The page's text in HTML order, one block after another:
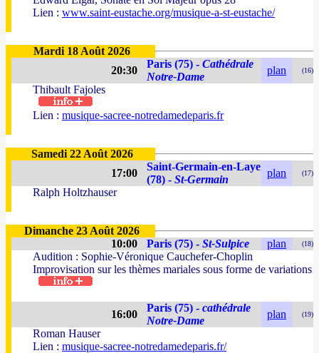
Lien : www.saint-eustache.org/musique-a-st-eustache/
Mardi 18 Août 2026
20:30
Paris (75) - Cathédrale
Notre-Dame
plan (16)
Thibault Fajoles
Lien : musique-sacree-notredamedeparis.fr
Samedi 22 Août 2026
17:00
Saint-Germain-en-Laye
(78) - St-Germain
plan (17)
Ralph Holtzhauser
Dimanche 23 Août 2026
10:00
Paris (75) - St-Sulpice plan (18)
Audition : Sophie-Véronique Cauchefer-Choplin
Improvisation sur les thèmes mariales sous forme de variations
16:00
Paris (75) - cathédrale
Notre-Dame
plan (19)
Roman Hauser
Lien : musique-sacree-notredamedeparis.fr/